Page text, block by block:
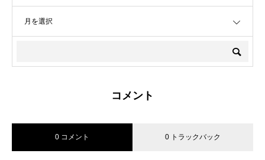
コメント
0 コメント 0 トラックバック